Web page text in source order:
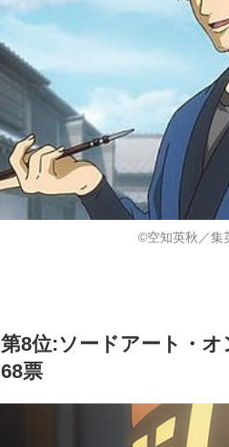
©空知英秋／集
第8位:ソードアート・オ
68票